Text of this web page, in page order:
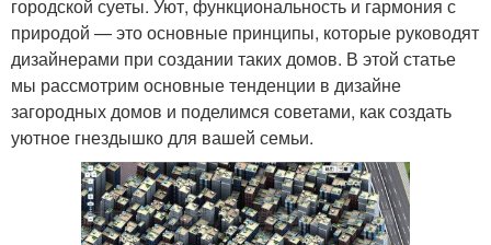
городской суеты. Уют, функциональность и гармония с
природой — это основные принципы, которые руководят
дизайнерами при создании таких домов. В этой статье
мы рассмотрим основные тенденции в дизайне
загородных домов и поделимся советами, как создать
уютное гнездышко для вашей семьи.